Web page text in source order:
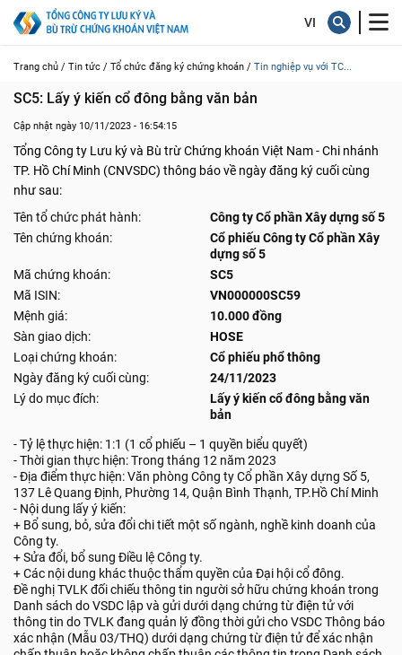
Trang chủ / Tin tức / Tổ chức đăng ký chứng khoán / Tin nghiệp vụ với TC...
SC5: Lấy ý kiến cổ đông bằng văn bản
Cập nhật ngày 10/11/2023 - 16:54:15
Tổng Công ty Lưu ký và Bù trừ Chứng khoán Việt Nam - Chi nhánh
TP. Hồ Chí Minh (CNVSDC) thông báo về ngày đăng ký cuối cùng
như sau:
Tên tổ chức phát hành:
Công ty Cổ phần Xây dựng số 5
Tên chứng khoán:
Cổ phiếu Công ty Cổ phần Xây
dựng số 5
Mã chứng khoán:
SC5
Mã ISIN:
VN000000SC59
Mệnh giá:
10.000 đồng
Sàn giao dịch:
HOSE
Loại chứng khoán:
Cổ phiếu phổ thông
Ngày đăng ký cuối cùng:
24/11/2023
Lý do mục đích:
Lấy ý kiến cổ đông bằng văn
bản
- Tỷ lệ thực hiện: 1:1 (1 cổ phiếu – 1 quyền biểu quyết)
- Thời gian thực hiện: Trong tháng 12 năm 2023
- Địa điểm thực hiện: Văn phòng Công ty Cổ phần Xây dựng Số 5,
137 Lê Quang Định, Phường 14, Quận Bình Thạnh, TP.Hồ Chí Minh
- Nội dung lấy ý kiến:
+ Bổ sung, bỏ, sửa đổi chi tiết một số ngành, nghề kinh doanh của
Công ty.
+ Sửa đổi, bổ sung Điều lệ Công ty.
+ Các nội dung khác thuộc thẩm quyền của Đại hội cổ đông.
Đề nghị TVLK đối chiếu thông tin người sở hữu chứng khoán trong
Danh sách do VSDC lập và gửi dưới dạng chứng từ điện tử với
thông tin do TVLK đang quản lý đồng thời gửi cho VSDC Thông báo
xác nhận (Mẫu 03/THQ) dưới dạng chứng từ điện tử để xác nhận